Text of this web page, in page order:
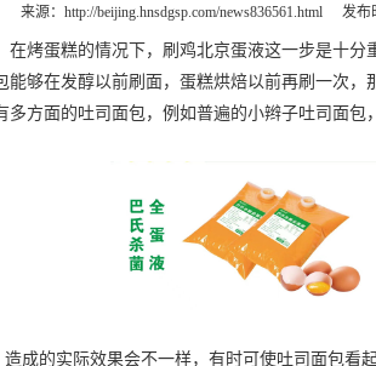
来源： http://beijing.hnsdgsp.com/news836561.html 发布
烤蛋糕的情况下，刷鸡北京蛋液这一步是十分
够在发醇以前刷面，蛋糕烘焙以前再刷一次
方面的吐司面包，例如普遍的小辫子吐司面包
的实际效果会不一样，有时可使吐司面包看